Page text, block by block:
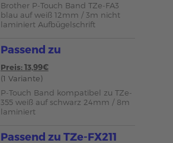
Brother P-Touch Band TZe-FA3
blau auf weiß 12mm / 3m nicht
laminiert Aufbügelschrift
Passend zu
Preis: 13,99€
(1 Variante)
P-Touch Band kompatibel zu TZe-
355 weiß auf schwarz 24mm / 8m
laminiert
Passend zu TZe-FX211